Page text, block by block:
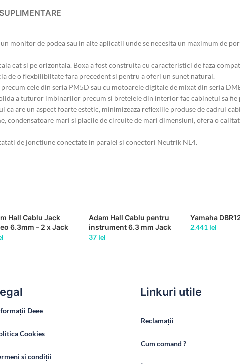
monitor de podea sau in alte aplicatii unde se necesita un maximum de
cat si pe orizontala. Boxa a fost construita cu caracteristici de faza
de o flexbilibiltate fara precedent si pentru a oferi un sunet natural.
cele din seria PM5D sau cu motoarele digitale de mixat din seria
a tuturor imbinarilor precum si bretelele din interior fac cabinetul sa fie
ca are un aspect foarte estetic, minimizeaza reflexiile produse de cadrul
condensatoare mari si placile de circuite de mari dimensiuni, ofera o
de jonctiune conectate in paralel si conectori Neutrik NL4.
Hall Cablu Jack
6.3mm – 2 x Jack
6.3mm 1m [3 Star
Adam Hall Cablu pentru
instrument 6.3 mm Jack
mono la 6.3 mm Jack mono
37 lei
Yamaha
2.441 lei
Deee
Cookies
si condiții
Linkuri utile
Reclamații
Cum comand ?